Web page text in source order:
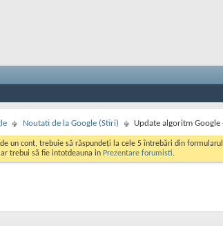
Noutati de la Google (Stiri) Update algoritm Google
un cont, trebuie să răspundeți la cele 5 întrebări din
trebui să fie intotdeauna in Prezentare forumisti.